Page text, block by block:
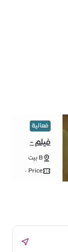
فعالية
فيلم -
حد التار
B بيت
الفن -
Price •